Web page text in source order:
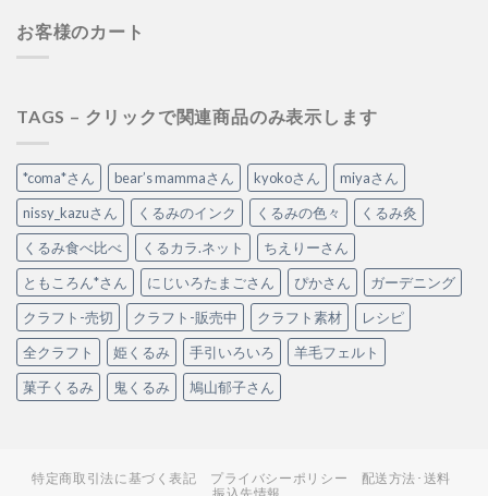
お客様のカート
TAGS – クリックで関連商品のみ表示します
*coma*さん bear’s mammaさん kyokoさん
miyaさん
nissy_kazuさん
くるみのインク くるみの色々
くるみ灸
くるみ食べ比べ
くるカラ.ネット
ちえりーさん
ともころん*さん
にじいろたまごさん ぴかさん
ガーデニング
クラフト-売切
クラフト-販売中 クラフト素材
レシピ
全クラフト
姫くるみ 手引いろいろ
羊毛フェルト
菓子くるみ
鬼くるみ 鳩山郁子さん
特定商取引法に基づく表記 プライバシーポリシー
配送方法･送料